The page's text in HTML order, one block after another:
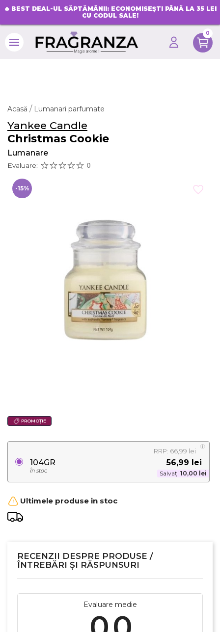
🔥 BEST DEAL-UL SĂPTĂMÂNII: ECONOMISEȘTI PÂNĂ LA 35 LEI
CU CODUL SALE!
0
Acasă Lumanari parfumate
Yankee Candle
Christmas Cookie
Lumanare
Evaluare: 0
-15%
PROMOȚIE
56,99 lei
Salvați 10,00 lei
104GR
În stoc
RRP: 66,99 lei
Ultimele produse in stoc
RECENZII DESPRE PRODUSE /
ÎNTREBĂRI ȘI RĂSPUNSURI
Evaluare medie